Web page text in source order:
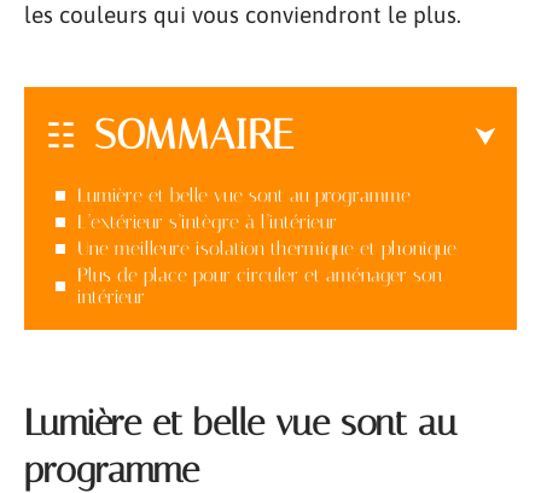
les couleurs qui vous conviendront le plus.
SOMMAIRE
Lumière et belle vue sont au programme
L’extérieur s’intègre à l’intérieur
Une meilleure isolation thermique et phonique
Plus de place pour circuler et aménager son
intérieur
Lumière et belle vue sont au
programme